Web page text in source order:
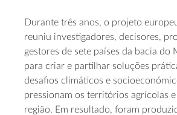
Durante três anos, o projeto
reuniu investigadores, decisores,
gestores de sete países da bacia do
para criar e partilhar soluções
desafios climáticos e
pressionam os territórios agrícolas
região. Em resultado, foram